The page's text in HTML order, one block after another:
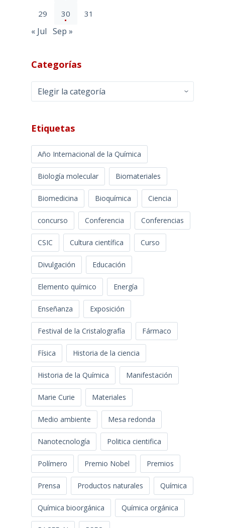
29 30 31
« Jul Sep »
Categorías
Categorías
Etiquetas
Año Internacional de la Química
Biología molecular Biomateriales
Biomedicina Bioquímica Ciencia
concurso Conferencia Conferencias
CSIC Cultura científica Curso
Divulgación Educación
Elemento químico Energía
Enseñanza Exposición
Festival de la Cristalografía Fármaco
Física Historia de la ciencia
Historia de la Química Manifestación
Marie Curie Materiales
Medio ambiente Mesa redonda
Nanotecnología Politica cientifica
Polímero Premio Nobel Premios
Prensa Productos naturales Química
Química bioorgánica Química orgánica